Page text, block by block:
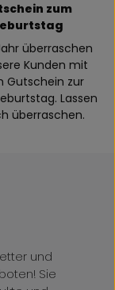
zum
überraschen
Kunden mit
Gutschein zur
Lassen
überraschen.
und
Sie